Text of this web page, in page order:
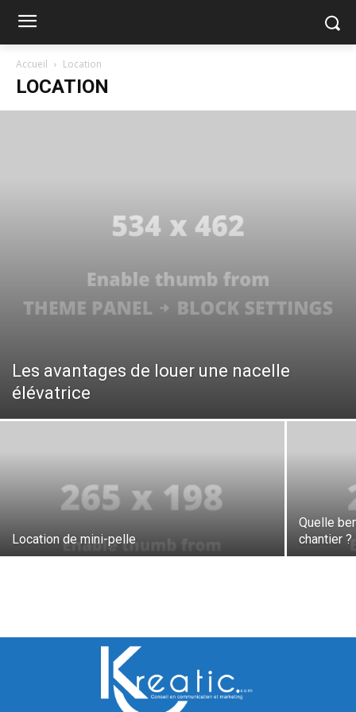
Accueil Location
LOCATION
Les avantages de louer une nacelle
élévatrice
Location de mini-pelle
Quelle
chantier ?